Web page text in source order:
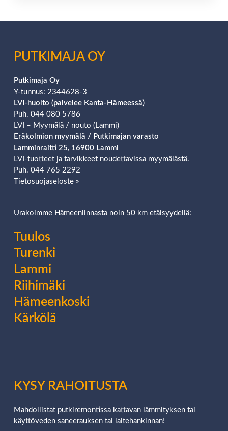
PUTKIMAJA OY
Putkimaja Oy
Y-tunnus: 2344628-3
LVI-huolto (palvelee Kanta-Hämeessä)
Puh. 044 080 5786
LVI – Myymälä / nouto (Lammi)
Eräkolmionmyymälä / Putkimajan varasto
Lamminraitti 25, 16900 Lammi
LVI-tuotteet ja tarvikkeet noudettavissa myymälästä.
Puh. 044 765 2292
Tietosuojaseloste »
Urakoimme Hämeenlinnasta noin 50 km etäisyydellä:
Tuulos
Turenki
Lammi
Riihimäki
Hämeenkoski
Kärkölä
KYSY RAHOITUSTA
Mahdollistat putkiremontissa kattavan lämmityksen tai
käyttöveden saneerauksen tai laitehankinnan!